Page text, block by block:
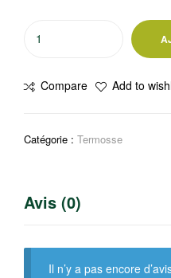
Keep
d'eau
plastique
gallons
Compare Add to
Catégorie : Termosse
Avis (0)
Il n’y a pas encore